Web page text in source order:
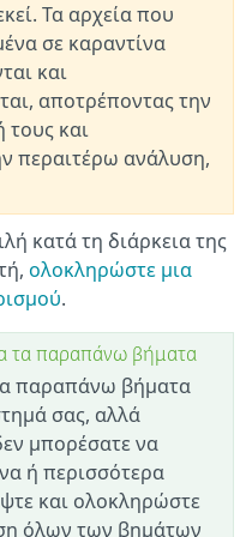
Τα αρχεία που
σε καραντίνα
και
αποτρέποντας την
τους και
περαιτέρω ανάλυση,
κατά τη διάρκεια της
ολοκληρώστε μια
.
τα παραπάνω βήματα
παραπάνω βήματα
σας, αλλά
μπορέσατε να
ή περισσότερα
και ολοκληρώστε
όλων των βημάτων